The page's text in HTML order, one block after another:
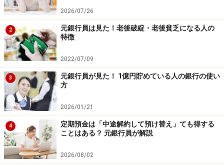
【関連記事をチェック！】
2021年風水を取り入れた開運・金運アップする方法
2021年金運アップする部屋のポイント
いらないモノを「捨てる」と金運がアップする？
※記事内容は執筆時点のものです。最新の内容をご確認くださ
い。
本記事の内容は一般的な情報提供を目的としており、特定の金融
商品や投資行動を推奨するものではありません。
投資や資産運用に関する最終的なご判断はご自身の責任において
行ってください。
掲載情報の正確性・完全性については十分に配慮しております
が、その内容を保証するものではなく、これに基づく損失・損害
などについて当社は一切の責任を負いません。
最新の情報や詳細については、必ず各金融機関やサービス提供者
の公式情報をご確認ください。
2026/07/26
2
元銀行員は見た！老後破綻・老後貧乏になる人の
特徴
2022/07/09
3
元銀行員が見た！ 1億円貯めている人の銀行の使い
方
2026/01/21
4
定期預金は「中途解約して預け替え」ても得する
ことはある？ 元銀行員が解説
2026/08/02